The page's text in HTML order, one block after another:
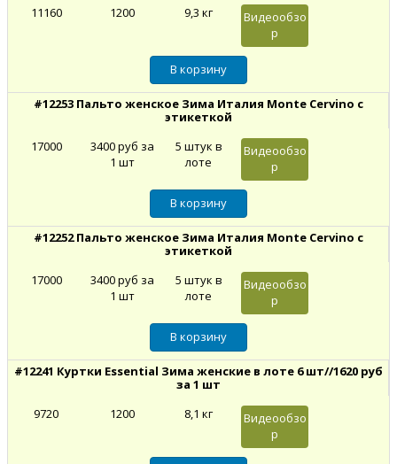
11160
1200 9,3 кг
Видеообзо
р
#12253 Пальто женское Зима Италия Monte Cervino c
этикеткой
17000
3400 руб за
1 шт
5 штук в
лоте
Видеообзо
р
#12252 Пальто женское Зима Италия Monte Cervino с
этикеткой
17000
3400 руб за
1 шт
5 штук в
лоте
Видеообзо
р
#12241 Куртки Essential Зима женские в лоте 6 шт//1620 руб
за 1 шт
9720
1200 8,1 кг
Видеообзо
р